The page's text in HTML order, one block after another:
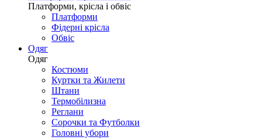
Платформи, крісла і обвіс
Платформи
Фідерні крісла
Обвіс
Одяг
Одяг
Костюми
Куртки та Жилети
Штани
Термобілизна
Реглани
Сорочки та Футболки
Головні убори